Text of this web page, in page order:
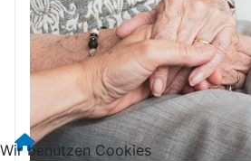
Wir benutzen Cookies